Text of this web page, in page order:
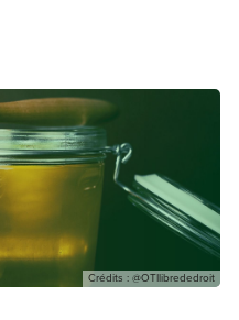
Crédits : @OTIlibrededroit